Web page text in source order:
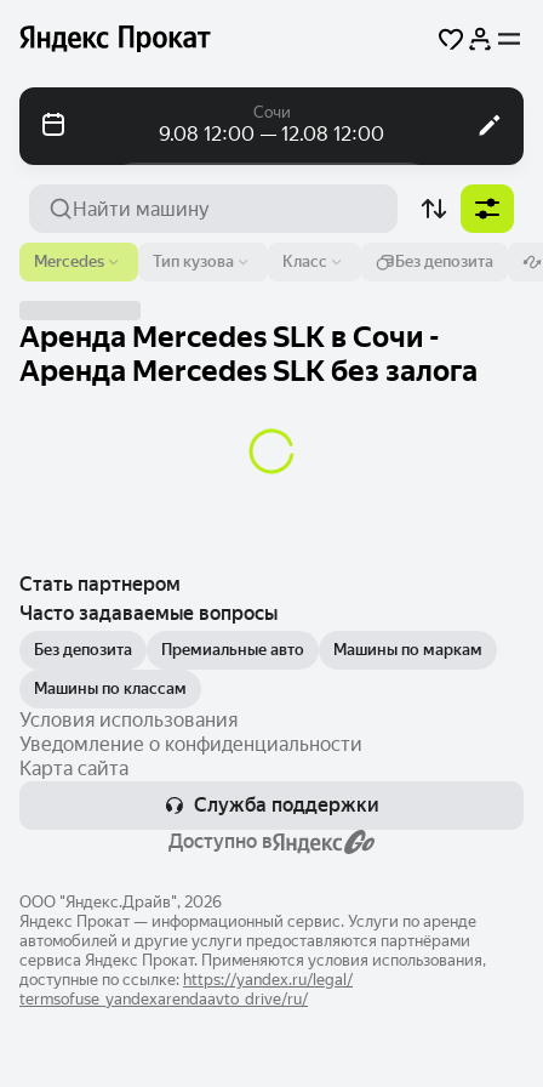
Сочи
9.08 12:00 — 12.08 12:00
Аэропорт или адрес
Сочи
9 авг. 12:00 12 авг.
Тип кузова Класс
Mercedes Без депозита
Аренда Mercedes SLK в Сочи -
Аренда Mercedes SLK без залога
Стать партнером
Часто задаваемые вопросы
Без депозита Премиальные авто Машины по маркам
Машины по классам
Условия использования
Уведомление о конфиденциальности
Карта сайта
Служба поддержки
Доступно в
ООО "Яндекс.Драйв", 2026
Яндекс Прокат — информационный сервис. Услуги по аренде
автомобилей и другие услуги предоставляются партнёрами
сервиса Яндекс Прокат. Применяются условия использования,
доступные по ссылке: https://yandex.ru/legal/​
termsofuse_yandexarendaavto_drive/ru/